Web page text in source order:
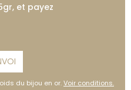
et payez
du bijou en or.Voir conditions.